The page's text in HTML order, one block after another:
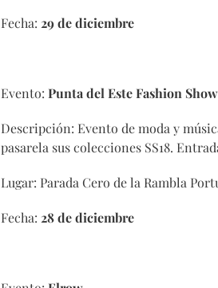
Fecha: 29 de diciembre
Evento: Punta del Este Fashion Show
Descripción: Evento de moda y
pasarela sus colecciones SS18.
Lugar: Parada Cero de la Rambla
Fecha: 28 de diciembre